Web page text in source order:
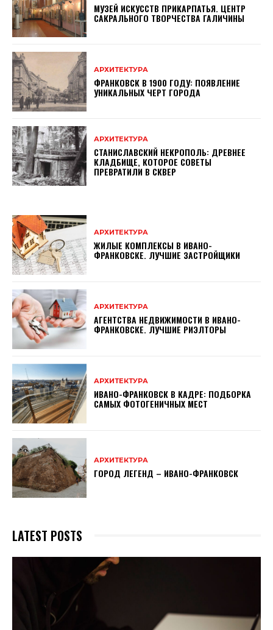
МУЗЕЙ ИСКУССТВ ПРИКАРПАТЬЯ. ЦЕНТР
САКРАЛЬНОГО ТВОРЧЕСТВА ГАЛИЧИНЫ
АРХИТЕКТУРА
ФРАНКОВСК В 1900 ГОДУ: ПОЯВЛЕНИЕ
УНИКАЛЬНЫХ ЧЕРТ ГОРОДА
АРХИТЕКТУРА
СТАНИСЛАВСКИЙ НЕКРОПОЛЬ: ДРЕВНЕЕ
КЛАДБИЩЕ, КОТОРОЕ СОВЕТЫ
ПРЕВРАТИЛИ В СКВЕР
АРХИТЕКТУРА
ЖИЛЫЕ КОМПЛЕКСЫ В ИВАНО-
ФРАНКОВСКЕ. ЛУЧШИЕ ЗАСТРОЙЩИКИ
АРХИТЕКТУРА
АГЕНТСТВА НЕДВИЖИМОСТИ В ИВАНО-
ФРАНКОВСКЕ. ЛУЧШИЕ РИЭЛТОРЫ
АРХИТЕКТУРА
ИВАНО-ФРАНКОВСК В КАДРЕ: ПОДБОРКА
САМЫХ ФОТОГЕНИЧНЫХ МЕСТ
АРХИТЕКТУРА
ГОРОД ЛЕГЕНД – ИВАНО-ФРАНКОВСК
LATEST POSTS